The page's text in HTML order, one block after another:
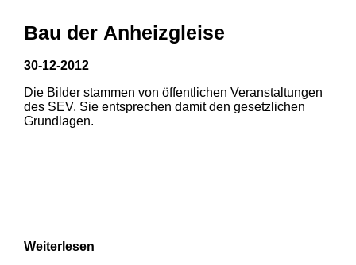
Bau der Anheizgleise
30-12-2012
Die Bilder stammen von öffentlichen Veranstaltungen
des SEV. Sie entsprechen damit den gesetzlichen
Grundlagen.
Weiterlesen